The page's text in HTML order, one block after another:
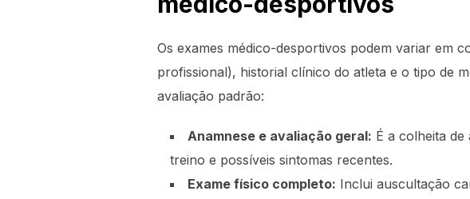
Os exames médico-desportivos podem variar em
profissional), historial clínico do atleta e o tipo de
avaliação padrão:
Anamnese e avaliação geral: É a colheita de
treino e possíveis sintomas recentes.
Exame físico completo: Inclui auscultação